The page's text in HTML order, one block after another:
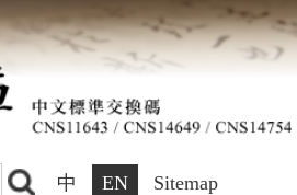
中 EN Sitemap